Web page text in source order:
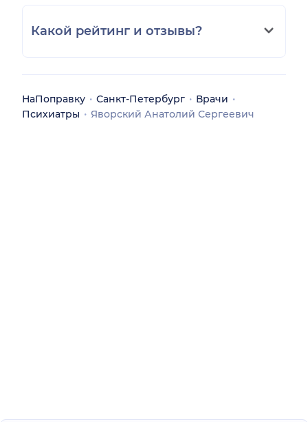
Какой рейтинг и отзывы?
НаПоправку Санкт-Петербург
Врачи
Психиатры
Яворский Анатолий Сергеевич